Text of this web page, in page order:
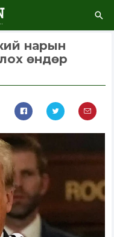
нарын
өндөр